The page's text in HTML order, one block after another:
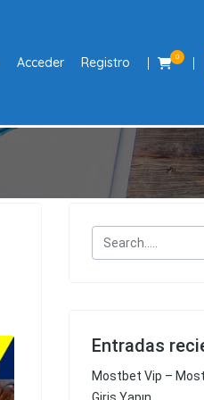
Acceder Registro 0
Entradas
Mostbet Vip –